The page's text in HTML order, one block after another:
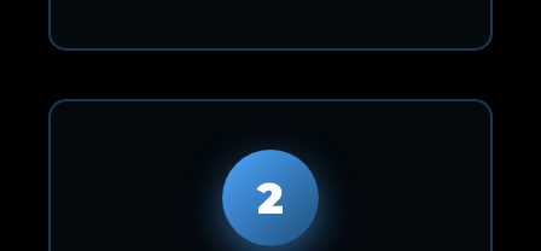
2